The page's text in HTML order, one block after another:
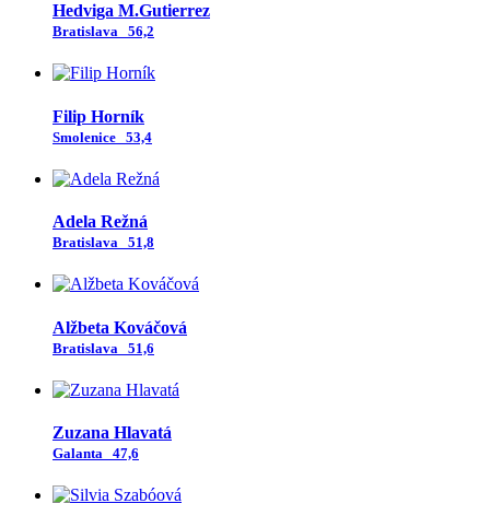
Hedviga M.Gutierrez
Bratislava 56,2
Filip Horník
Smolenice 53,4
Adela Režná
Bratislava 51,8
Alžbeta Kováčová
Bratislava 51,6
Zuzana Hlavatá
Galanta 47,6